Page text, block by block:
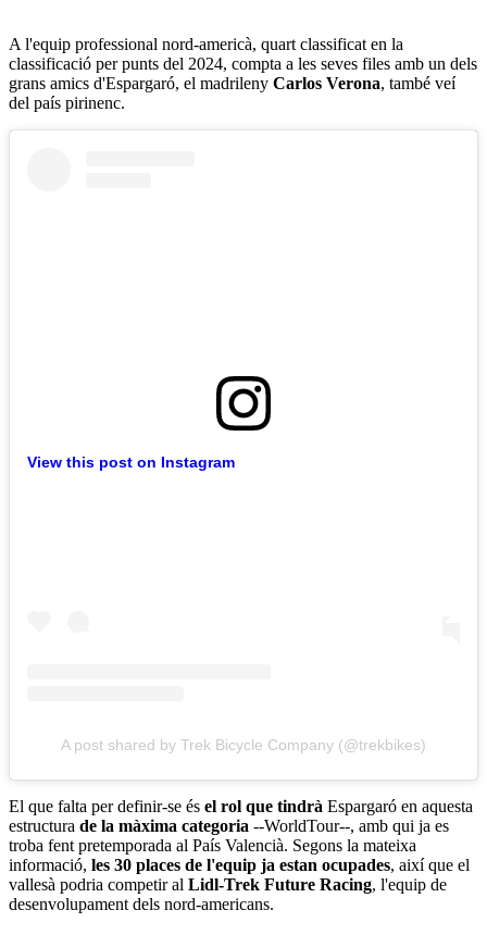
A l'equip professional nord-americà, quart classificat en la
classificació per punts del 2024, compta a les seves files amb un dels
grans amics d'Espargaró, el madrileny Carlos Verona, també veí
del país pirinenc.
View this post on Instagram
A post shared by Trek Bicycle Company (@trekbikes)
El que falta per definir-se és el rol que tindrà Espargaró en aquesta
estructura de la màxima categoria --WorldTour--, amb qui ja es
troba fent pretemporada al País Valencià. Segons la mateixa
informació, les 30 places de l'equip ja estan ocupades, així que el
vallesà podria competir al Lidl-Trek Future Racing, l'equip de
desenvolupament dels nord-americans.